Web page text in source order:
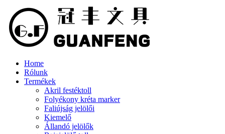
Home
Rólunk
Termékek
Akril festéktoll
Folyékony kréta marker
Faliújság jelölői
Kiemelő
Állandó jelölők